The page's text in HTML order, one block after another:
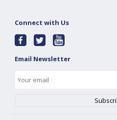
Connect with Us
Email Newsletter